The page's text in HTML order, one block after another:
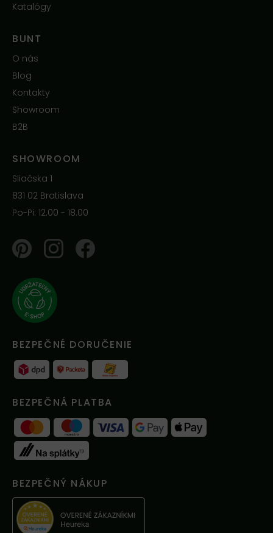
Katalógy
BUNT
O nás
Blog
Kontakty
Showroom
B2B
SHOWROOM
Sliačska 1
831 02 Bratislava
Po-Pi: 12.00 - 18.00
PinterestInstagramFacebook
BEZPEČNÉ DORUČENIE
BEZPEČNÁ PLATBA
BEZPEČNÝ NÁKUP